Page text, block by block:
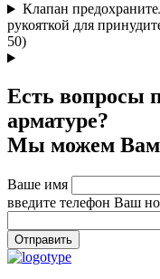
Клапан
рукояткой для
50)
Есть вопросы
арматуре?
Мы можем Вам
Ваше имя
введите телефон Ваш
Отправить